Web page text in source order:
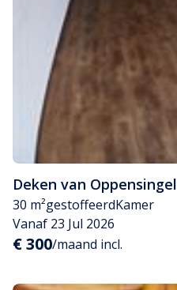
Deken van Oppensingel
30 m²gestoffeerdKamer
Vanaf 23 Jul 2026
€ 300/maand incl.